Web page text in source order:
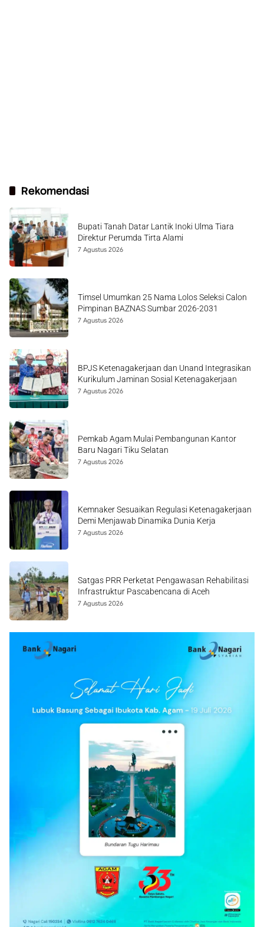
Rekomendasi
Bupati Tanah Datar Lantik Inoki Ulma Tiara
Direktur Perumda Tirta Alami
7 Agustus 2026
Timsel Umumkan 25 Nama Lolos Seleksi Calon
Pimpinan BAZNAS Sumbar 2026-2031
7 Agustus 2026
BPJS Ketenagakerjaan dan Unand Integrasikan
Kurikulum Jaminan Sosial Ketenagakerjaan
7 Agustus 2026
Pemkab Agam Mulai Pembangunan Kantor
Baru Nagari Tiku Selatan
7 Agustus 2026
Kemnaker Sesuaikan Regulasi Ketenagakerjaan
Demi Menjawab Dinamika Dunia Kerja
7 Agustus 2026
Satgas PRR Perketat Pengawasan Rehabilitasi
Infrastruktur Pascabencana di Aceh
7 Agustus 2026